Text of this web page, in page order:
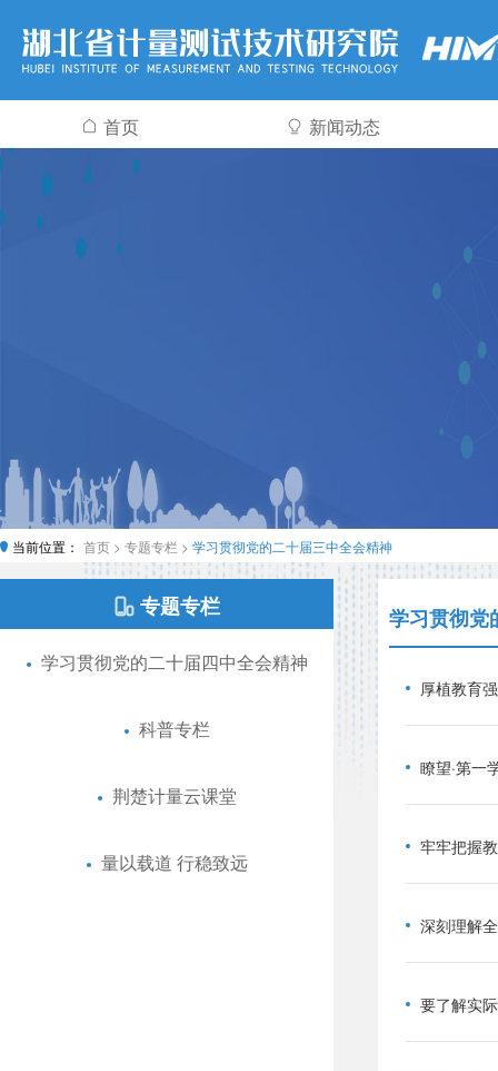
首页 新闻动态
当前位置： 首页 > 专题专栏 > 学习贯彻党的二十届三中全会精神
专题专栏
学习贯彻党的二十届四中全会精神
科普专栏
荆楚计量云课堂
量以载道 行稳致远
学习贯彻党
厚植教育
瞭望·第一